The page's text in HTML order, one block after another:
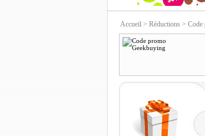
Accueil > Réductions >